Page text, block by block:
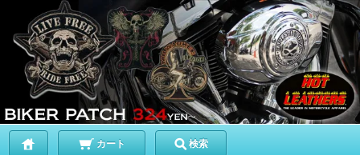
カート 検索